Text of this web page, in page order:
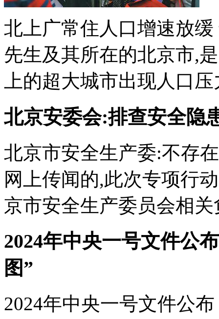
北上广常住人口增速放
先生及其所在的北京市,
上的超大城市出现人口
北京安委会:排查安全隐
北京市安全生产委:不存
网上传闻的,此次专项行
京市安全生产委员会相关
2024年中央一号文件公
图”
2024年中央一号文件公